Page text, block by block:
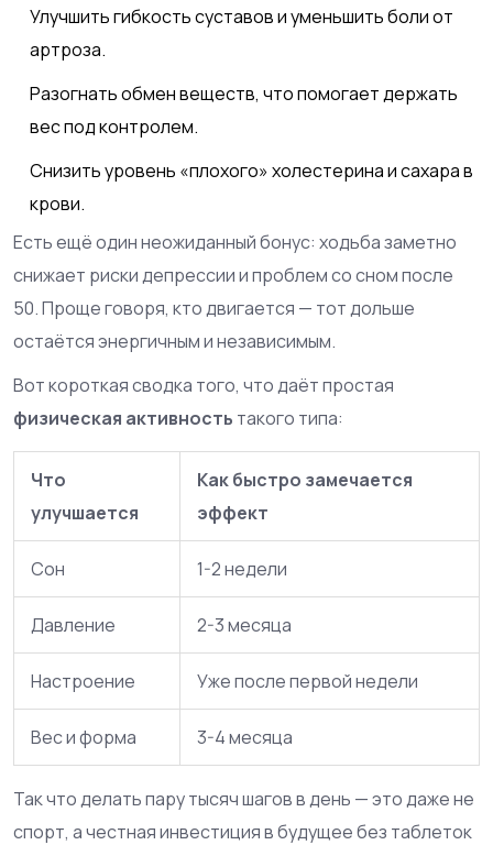
Улучшить гибкость суставов и уменьшить боли от
артроза.
Разогнать обмен веществ, что помогает держать
вес под контролем.
Снизить уровень «плохого» холестерина и сахара в
крови.
Есть ещё один неожиданный бонус: ходьба заметно
снижает риски депрессии и проблем со сном после
50. Проще говоря, кто двигается — тот дольше
остаётся энергичным и независимым.
Вот короткая сводка того, что даёт простая
физическая активность такого типа:
Что
улучшается
Как быстро замечается
эффект
Сон 1-2 недели
Давление 2-3 месяца
Настроение Уже после первой недели
Вес и форма 3-4 месяца
Так что делать пару тысяч шагов в день — это даже не
спорт, а честная инвестиция в будущее без таблеток